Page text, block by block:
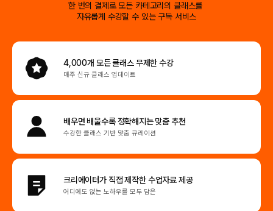
한 번의 결제로 모든 카테고리의 클래스를
자유롭게 수강할 수 있는 구독 서비스
4,000개 모든 클래스 무제한 수강
매주 신규 클래스 업데이트
배우면 배울수록 정확해지는 맞춤 추천
수강한 클래스 기반 맞춤 큐레이션
크리에이터가 직접 제작한 수업자료 제공
어디에도 없는 노하우를 모두 담은